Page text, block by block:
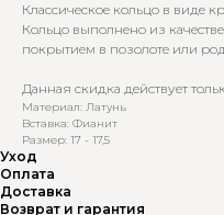
Классическое кольцо в виде
Кольцо выполнено из
покрытием в позолоте или
Данная скидка действует
Материал: Латунь
Вставка: Фианит
Размер: 17 - 17,5
Уход
Оплата
Доставка
Возврат и гарантия